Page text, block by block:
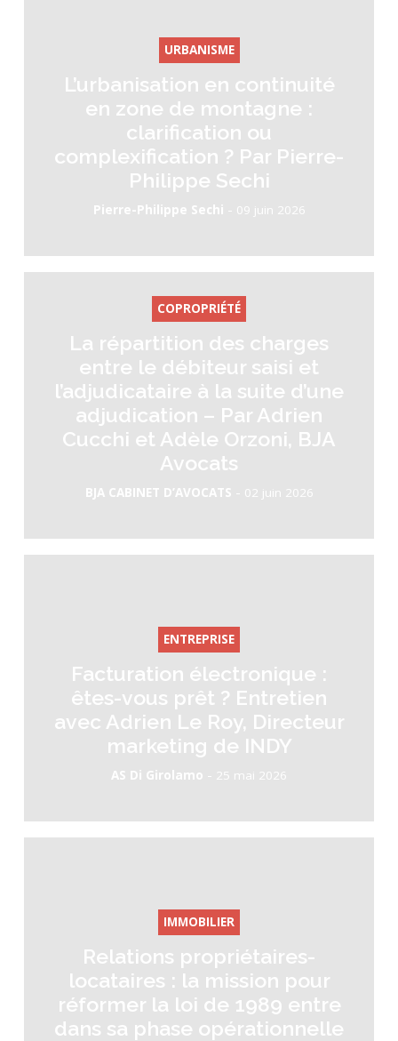
URBANISME
L’urbanisation en continuité
en zone de montagne :
clarification ou
complexification ? Par Pierre-
Philippe Sechi
Pierre-Philippe Sechi - 09 juin 2026
COPROPRIÉTÉ
La répartition des charges
entre le débiteur saisi et
l’adjudicataire à la suite d’une
adjudication – Par Adrien
Cucchi et Adèle Orzoni, BJA
Avocats
BJA CABINET D’AVOCATS - 02 juin 2026
ENTREPRISE
Facturation électronique :
êtes-vous prêt ? Entretien
avec Adrien Le Roy, Directeur
marketing de INDY
AS Di Girolamo - 25 mai 2026
IMMOBILIER
Relations propriétaires-
locataires : la mission pour
réformer la loi de 1989 entre
dans sa phase opérationnelle